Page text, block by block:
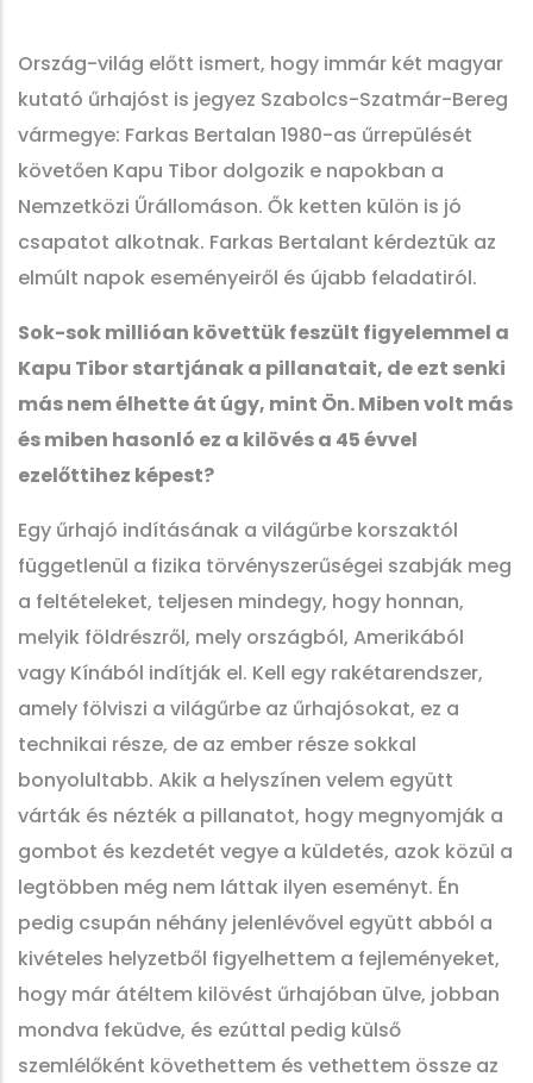
Ország-világ előtt ismert, hogy immár két magyar
kutató űrhajóst is jegyez Szabolcs-Szatmár-Bereg
vármegye: Farkas Bertalan 1980-as űrrepülését
követően Kapu Tibor dolgozik e napokban a
Nemzetközi Űrállomáson. Ők ketten külön is jó
csapatot alkotnak. Farkas Bertalant kérdeztük az
elmúlt napok eseményeiről és újabb feladatiról.
Sok-sok millióan követtük feszült figyelemmel a
Kapu Tibor startjának a pillanatait, de ezt senki
más nem élhette át úgy, mint Ön. Miben volt más
és miben hasonló ez a kilövés a 45 évvel
ezelőttihez képest?
Egy űrhajó indításának a világűrbe korszaktól
függetlenül a fizika törvényszerűségei szabják meg
a feltételeket, teljesen mindegy, hogy honnan,
melyik földrészről, mely országból, Amerikából
vagy Kínából indítják el. Kell egy rakétarendszer,
amely fölviszi a világűrbe az űrhajósokat, ez a
technikai része, de az ember része sokkal
bonyolultabb. Akik a helyszínen velem együtt
várták és nézték a pillanatot, hogy megnyomják a
gombot és kezdetét vegye a küldetés, azok közül a
legtöbben még nem láttak ilyen eseményt. Én
pedig csupán néhány jelenlévővel együtt abból a
kivételes helyzetből figyelhettem a fejleményeket,
hogy már átéltem kilövést űrhajóban ülve, jobban
mondva feküdve, és ezúttal pedig külső
szemlélőként követhettem és vethettem össze az